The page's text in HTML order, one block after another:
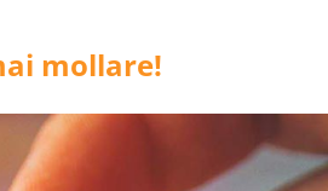
mollare!